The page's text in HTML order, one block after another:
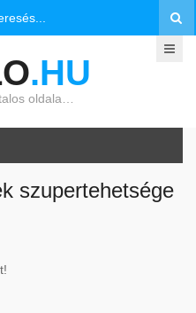
.HU
oldala…
szupertehetsége